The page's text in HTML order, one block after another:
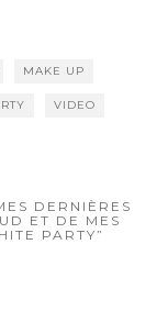
MAKE UP
VIDEO
DERNIÈRES
ET DE MES
PARTY”